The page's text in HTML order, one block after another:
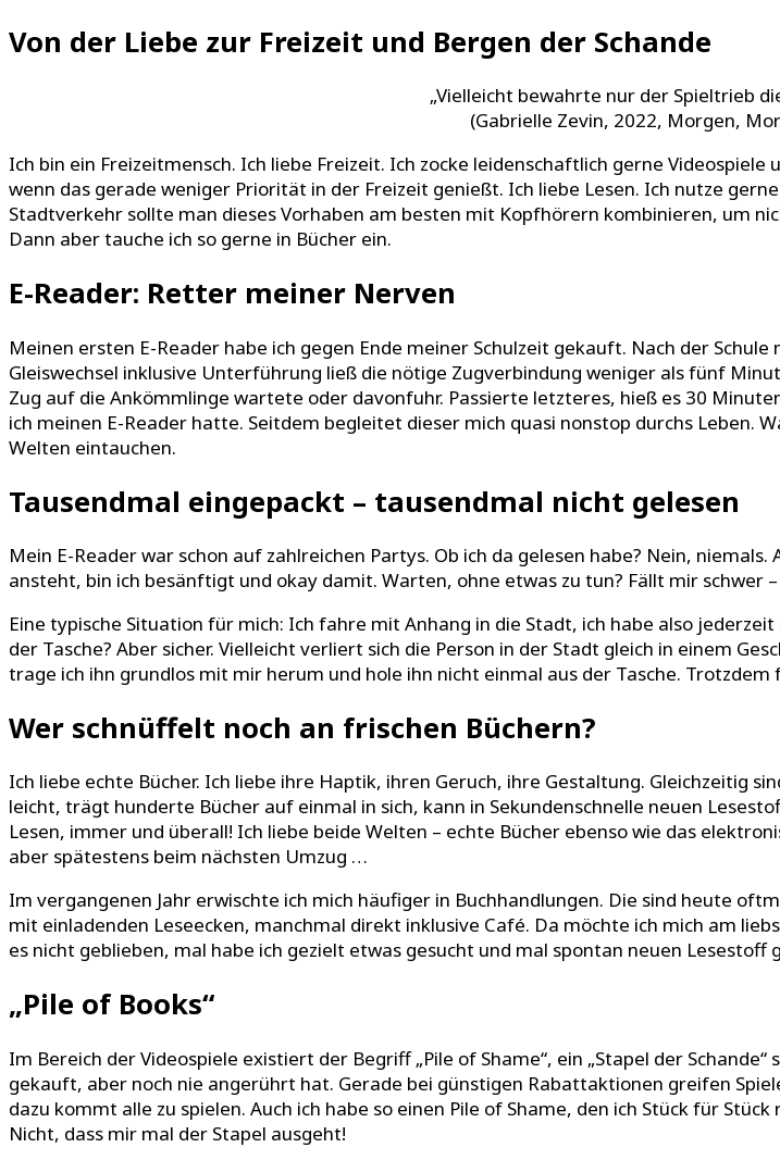
Von der Liebe zur Freizeit und Bergen der Schande
„Vielleicht bewahrte nur der Spieltrieb
(Gabrielle Zevin, 2022, Morgen,
Ich bin ein Freizeitmensch. Ich liebe Freizeit. Ich zocke leidenschaftlich gerne
wenn das gerade weniger Priorität in der Freizeit genießt. Ich liebe Lesen. Ich nutze
Stadtverkehr sollte man dieses Vorhaben am besten mit Kopfhörern kombinieren, um
Dann aber tauche ich so gerne in Bücher ein.
E-Reader: Retter meiner Nerven
Meinen ersten E-Reader habe ich gegen Ende meiner Schulzeit gekauft. Nach der
Gleiswechsel inklusive Unterführung ließ die nötige Zugverbindung weniger als fünf
Zug auf die Ankömmlinge wartete oder davonfuhr. Passierte letzteres, hieß es 30
ich meinen E-Reader hatte. Seitdem begleitet dieser mich quasi nonstop durchs Leben.
Welten eintauchen.
Tausendmal eingepackt – tausendmal nicht gelesen
Mein E-Reader war schon auf zahlreichen Partys. Ob ich da gelesen habe? Nein,
ansteht, bin ich besänftigt und okay damit. Warten, ohne etwas zu tun? Fällt mir schwer
Eine typische Situation für mich: Ich fahre mit Anhang in die Stadt, ich habe also
der Tasche? Aber sicher. Vielleicht verliert sich die Person in der Stadt gleich in einem
trage ich ihn grundlos mit mir herum und hole ihn nicht einmal aus der Tasche. Trotzdem
Wer schnüffelt noch an frischen Büchern?
Ich liebe echte Bücher. Ich liebe ihre Haptik, ihren Geruch, ihre Gestaltung. Gleichzeitig
leicht, trägt hunderte Bücher auf einmal in sich, kann in Sekundenschnelle neuen
Lesen, immer und überall! Ich liebe beide Welten – echte Bücher ebenso wie das
aber spätestens beim nächsten Umzug …
Im vergangenen Jahr erwischte ich mich häufiger in Buchhandlungen. Die sind heute
mit einladenden Leseecken, manchmal direkt inklusive Café. Da möchte ich mich am
es nicht geblieben, mal habe ich gezielt etwas gesucht und mal spontan neuen Lesestoff
„Pile of Books“
Im Bereich der Videospiele existiert der Begriff „Pile of Shame“, ein „Stapel der
gekauft, aber noch nie angerührt hat. Gerade bei günstigen Rabattaktionen greifen
dazu kommt alle zu spielen. Auch ich habe so einen Pile of Shame, den ich Stück für
Nicht, dass mir mal der Stapel ausgeht!